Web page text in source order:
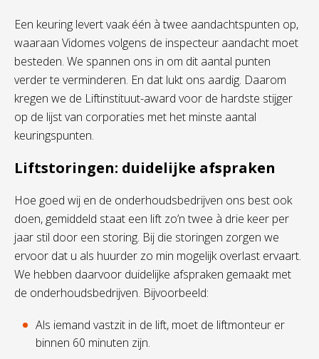
Een keuring levertvaakéén à twee aandachtspunten op,
waaraan Vidomes volgens de inspecteur aandacht moet
besteden. We spannen ons in om dit aantal punten
verderte verminderen. En dat lukt ons aardig. Daarom
kregen we de Liftinstituut-award voor de hardste stijger
op de lijst van corporaties met het minste aantal
keuringspunten.
Liftstoringen: duidelijke afspraken
Hoe goed wij en de onderhoudsbedrijven ons best ook
doen, gemiddeld staat een lift zo’n twee à drie keer per
jaar stil door een storing. Bij die storingen zorgen we
ervoor dat u als huurder zo min mogelijk overlast ervaart.
We hebben daarvoor duidelijke afspraken gemaakt met
de onderhoudsbedrijven. Bijvoorbeeld:
Als iemand vastzit in de lift, moet de liftmonteur er
binnen 60 minuten zijn.